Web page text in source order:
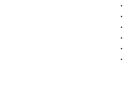
・
・
・
・
・
・